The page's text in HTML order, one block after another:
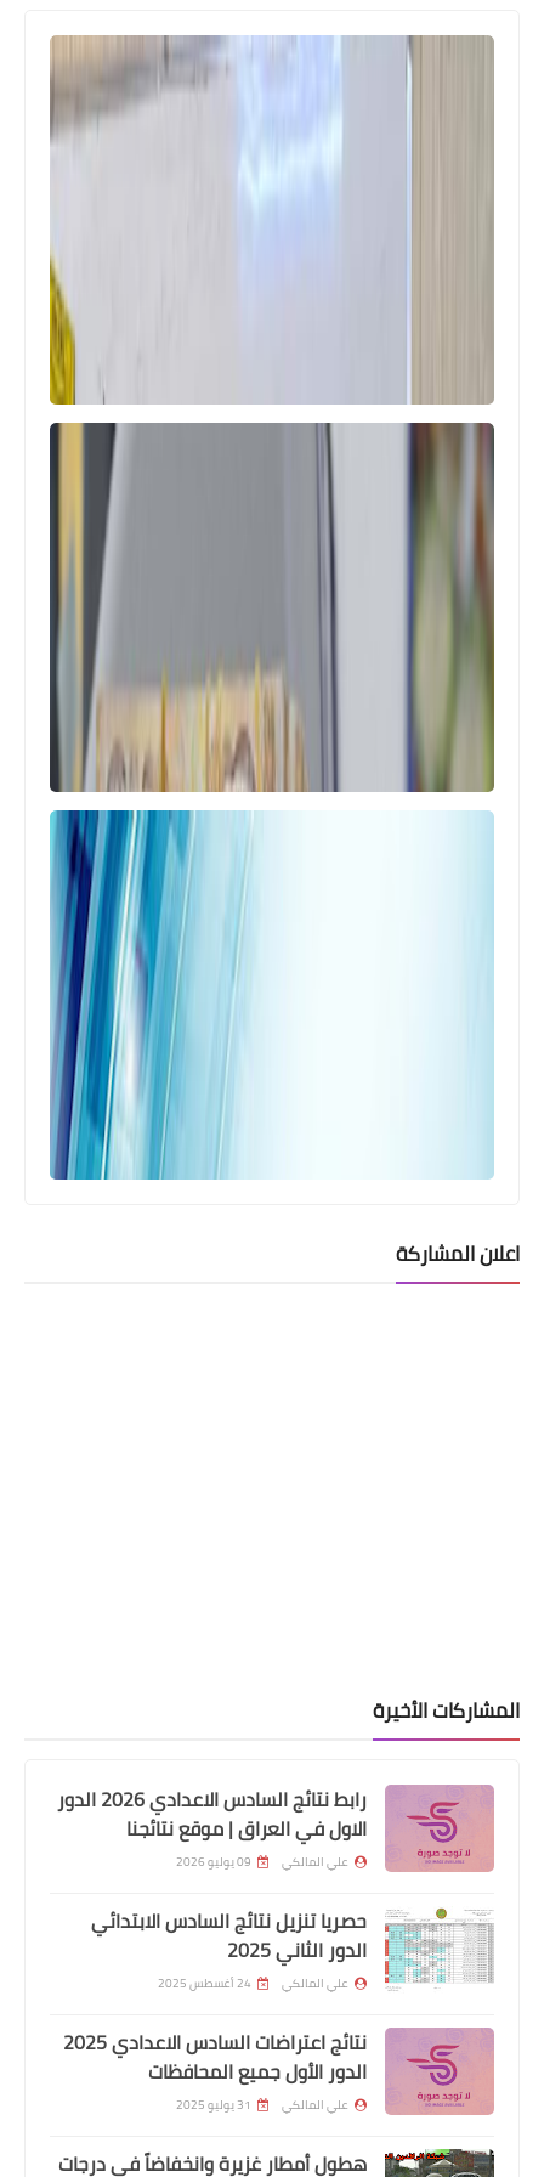
اخبار المصارف
تعريف الحالات التي تظهر في تطبيق
خدمات كي عند التقديم على السلفة
الكترونيا
اسماء االرعاية الاجتماعية
موعد اطلاق اسماء الوجبة الثالثة من
اعلان المشاركة
المشاركات الأخيرة
رابط نتائج السادس الاعدادي 2026 الدور
الاول في العراق | موقع نتائجنا
علي المالكي 09 يوليو 2026
حصريا تنزيل نتائج السادس الابتدائي
الدور الثاني 2025
علي المالكي 24 أغسطس 2025
نتائج اعتراضات السادس الاعدادي 2025
الدور الأول جميع المحافظات
علي المالكي 31 يوليو 2025
هطول أمطار غزيرة وانخفاضاً في درجات